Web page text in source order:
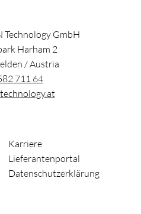
Technology GmbH
Harham 2
/Austria
711 64
Karriere
Lieferantenportal
Datenschutzerklärung